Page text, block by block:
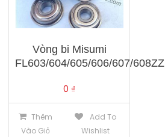
Vòng bi Misumi
FL603/604/605/606/607/608ZZ
0 ₫
Thêm
Vào Giỏ
Add To
Wishlist